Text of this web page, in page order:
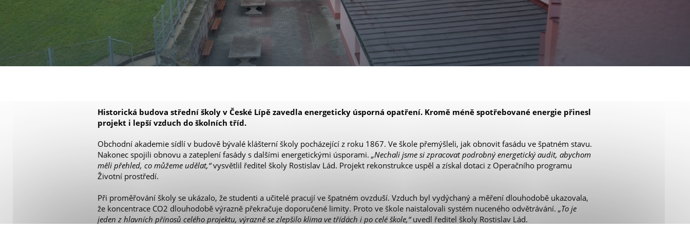
Historická budova střední školy v České Lípě zavedla energeticky úsporná opatření. Kromě méně spotřebované energie přinesl
projekt i lepší vzduch do školních tříd.
Obchodní akademie sídlí v budově bývalé klášterní školy pocházející z roku 1867. Ve škole přemýšleli, jak obnovit fasádu ve špatném stavu.
Nakonec spojili obnovu a zateplení fasády s dalšími energetickými úsporami. „Nechali jsme si zpracovat podrobný energetický audit, abychom
měli přehled, co můžeme udělat,“vysvětlil ředitel školy Rostislav Lád. Projekt rekonstrukce uspěl a získal dotaci z Operačního programu
Životní prostředí.
Při proměřování školy se ukázalo, že studenti a učitelé pracují ve špatném ovzduší. Vzduch byl vydýchaný a měření dlouhodobě ukazovala,
že koncentrace CO2 dlouhodobě výrazně překračuje doporučené limity. Proto ve škole naistalovali systém nuceného odvětrávání.„To je
jeden z hlavních přínosů celého projektu, výrazně se zlepšilo klima ve třídách i po celé škole,“uvedl ředitel školy Rostislav Lád.